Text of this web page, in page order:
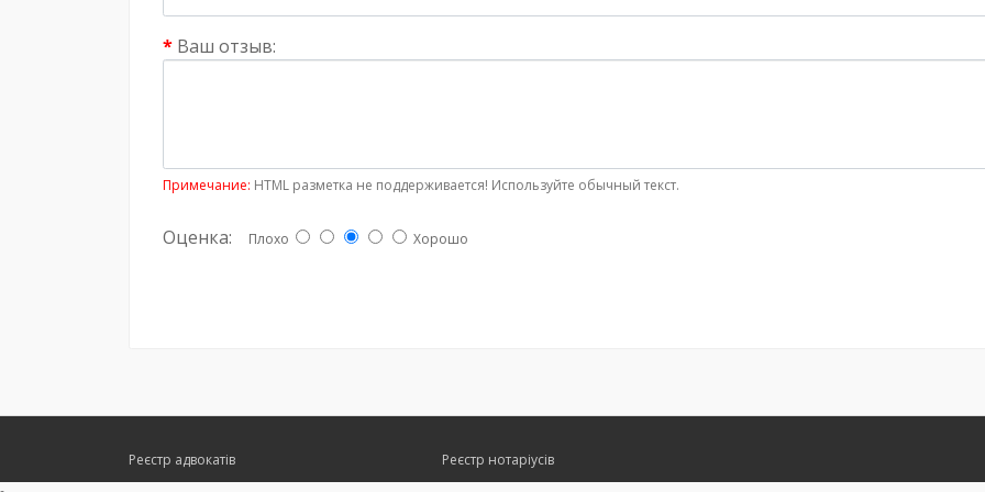
Ваш отзыв:
Примечание: HTML разметка не поддерживается! Используйте обычный текст.
Оценка: Плохо Хорошо
Реєстр адвокатів Реєстр нотаріусів